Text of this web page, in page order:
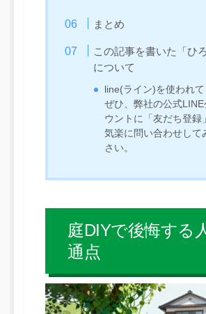
まとめ
この記事を書いた「ひ
について
line(ライン)を使われて
ぜひ、弊社の公式LINE
ウントに「友だち登録
気楽に問い合わせして
さい。
庭DIYで後悔する
通点